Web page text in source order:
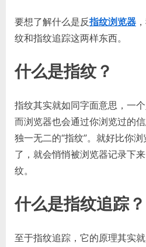
要想了解什么是反指纹浏览器
纹和指纹追踪这两样东西。
什么是指纹？
指纹其实就如同字面意思，一
而浏览器也会通过你浏览过的
独一无二的“指纹”。就好比你
了，就会悄悄被浏览器记录下
纹。
什么是指纹追踪？
至于指纹追踪，它的原理其实